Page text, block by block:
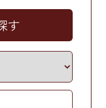
す